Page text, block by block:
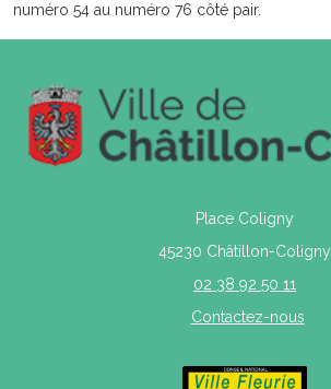
numéro 54 au numéro 76 côté pair.
Place Coligny
45230 Châtillon-Coligny
02 38 92 50 11
Contactez-nous